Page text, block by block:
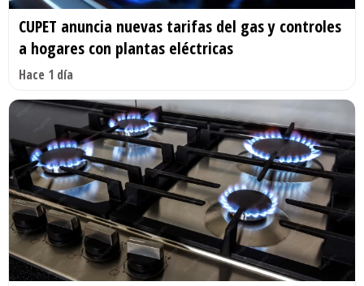
CUPET anuncia nuevas tarifas del gas y controles
a hogares con plantas eléctricas
Hace 1 día